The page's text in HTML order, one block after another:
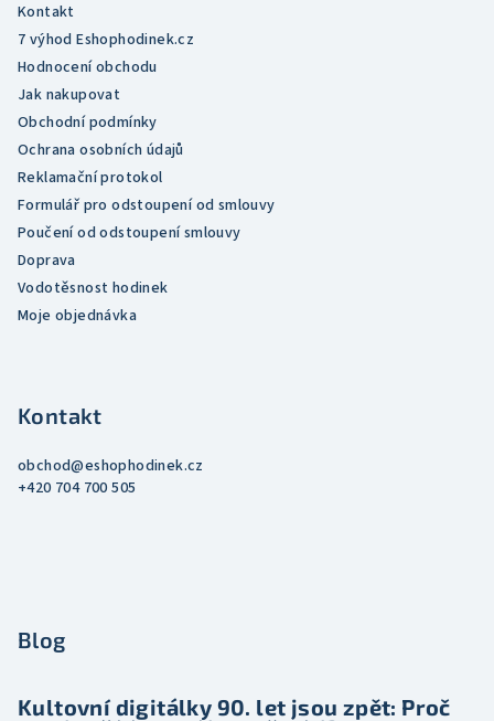
s
Kontakt
7 výhod Eshophodinek.cz
Hodnocení obchodu
Jak nakupovat
Obchodní podmínky
Ochrana osobních údajů
Reklamační protokol
Formulář pro odstoupení od smlouvy
Poučení od odstoupení smlouvy
Doprava
Vodotěsnost hodinek
Moje objednávka
Kontakt
obchod@eshophodinek.cz
+420 704 700 505
Blog
Kultovní digitálky 90. let jsou zpět: Proč